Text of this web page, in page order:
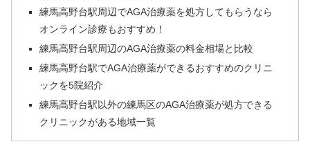
練馬高野台駅周辺でAGA治療薬を処方してもらうなら
オンライン診療もおすすめ！
練馬高野台駅周辺のAGA治療薬の料金相場と比較
練馬高野台駅でAGA治療薬ができるおすすめのクリニ
ックを5院紹介
練馬高野台駅以外の練馬区のAGA治療薬が処方できる
クリニックがある地域一覧